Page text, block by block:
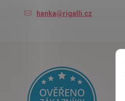
hanka@rigalli.cz